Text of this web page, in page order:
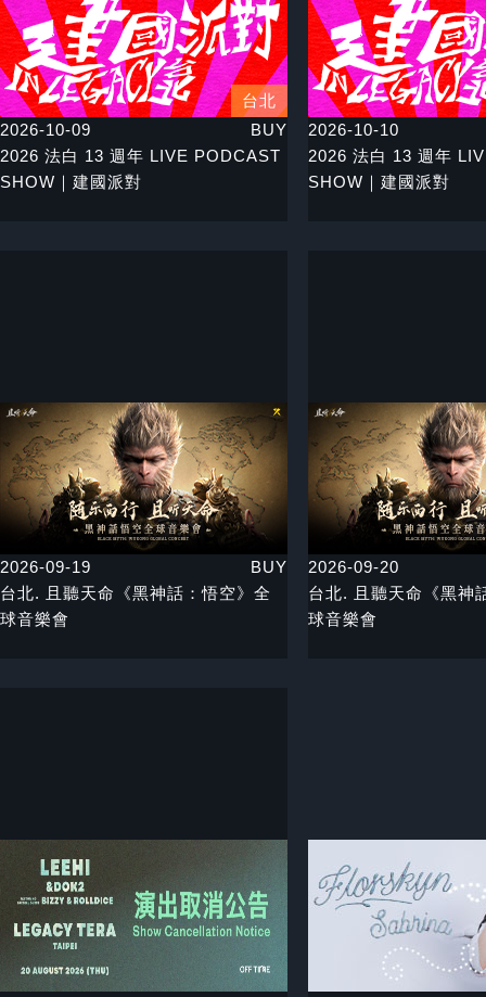
台北
2026-10-09
BUY
2026 法白 13 週年 LIVE PODCAST
SHOW｜建國派對
2026-10-10
2026 法白 13 週年
SHOW｜建國派對
2026-09-19
BUY
台北. 且聽天命《黑神話：悟空》全
球音樂會
2026-09-20
台北. 且聽天命《黑神
球音樂會